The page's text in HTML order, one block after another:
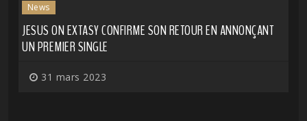
News
JESUS ON EXTASY CONFIRME SON RETOUR EN ANNONÇANT
UN PREMIER SINGLE
31 mars 2023